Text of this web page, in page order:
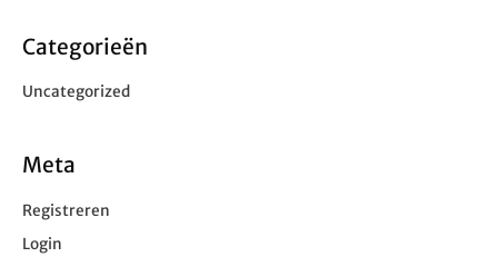
Categorieën
Uncategorized
Meta
Registreren
Login